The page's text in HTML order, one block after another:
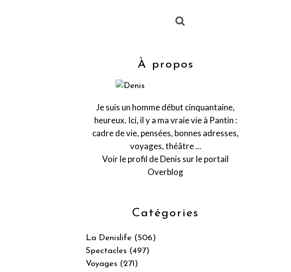
Catégories
La Denislife (506)
Spectacles (497)
Voyages (271)
À propos
Je suis un homme début cinquantaine,
heureux. Ici, il y a ma vraie vie à Pantin :
cadre de vie, pensées, bonnes adresses,
voyages, théâtre ...
Voir le profil deDenis sur le portail
Overblog